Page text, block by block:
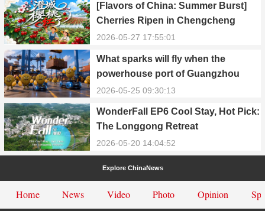
[Flavors of China: Summer Burst]
Cherries Ripen in Chengcheng
County
2026-05-27 17:55:01
What sparks will fly when the
powerhouse port of Guangzhou
Nansha meets Thailand’s creamy
2026-05-25 09:30:13
WonderFall EP6 Cool Stay, Hot Pick:
The Longgong Retreat
2026-05-20 14:04:52
Explore ChinaNews
Home News Video Photo Opinion